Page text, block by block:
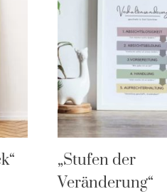
„Stufen der
Veränderung“